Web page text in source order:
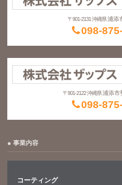
〒901-2131 沖縄県 浦添
098-
〒901-2122 沖縄県浦添市
098-
事業内容
コーティング